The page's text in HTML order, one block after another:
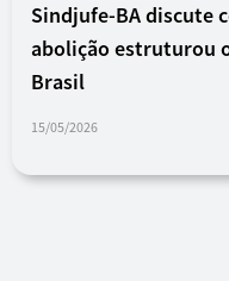
Sindjufe-BA discute
abolição estruturou
Brasil
15/05/2026